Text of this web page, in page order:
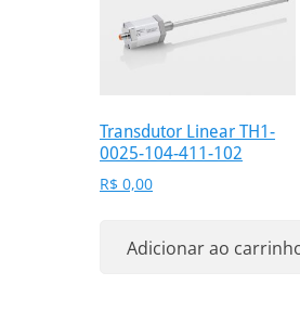
Transdutor Linear TH1-
0025-104-411-102
R$ 0,00
Adicionar ao